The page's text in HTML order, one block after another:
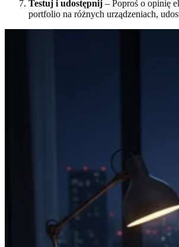
Testuj i udostępnij – Poproś o opinię
portfolio na różnych urządzeniach,